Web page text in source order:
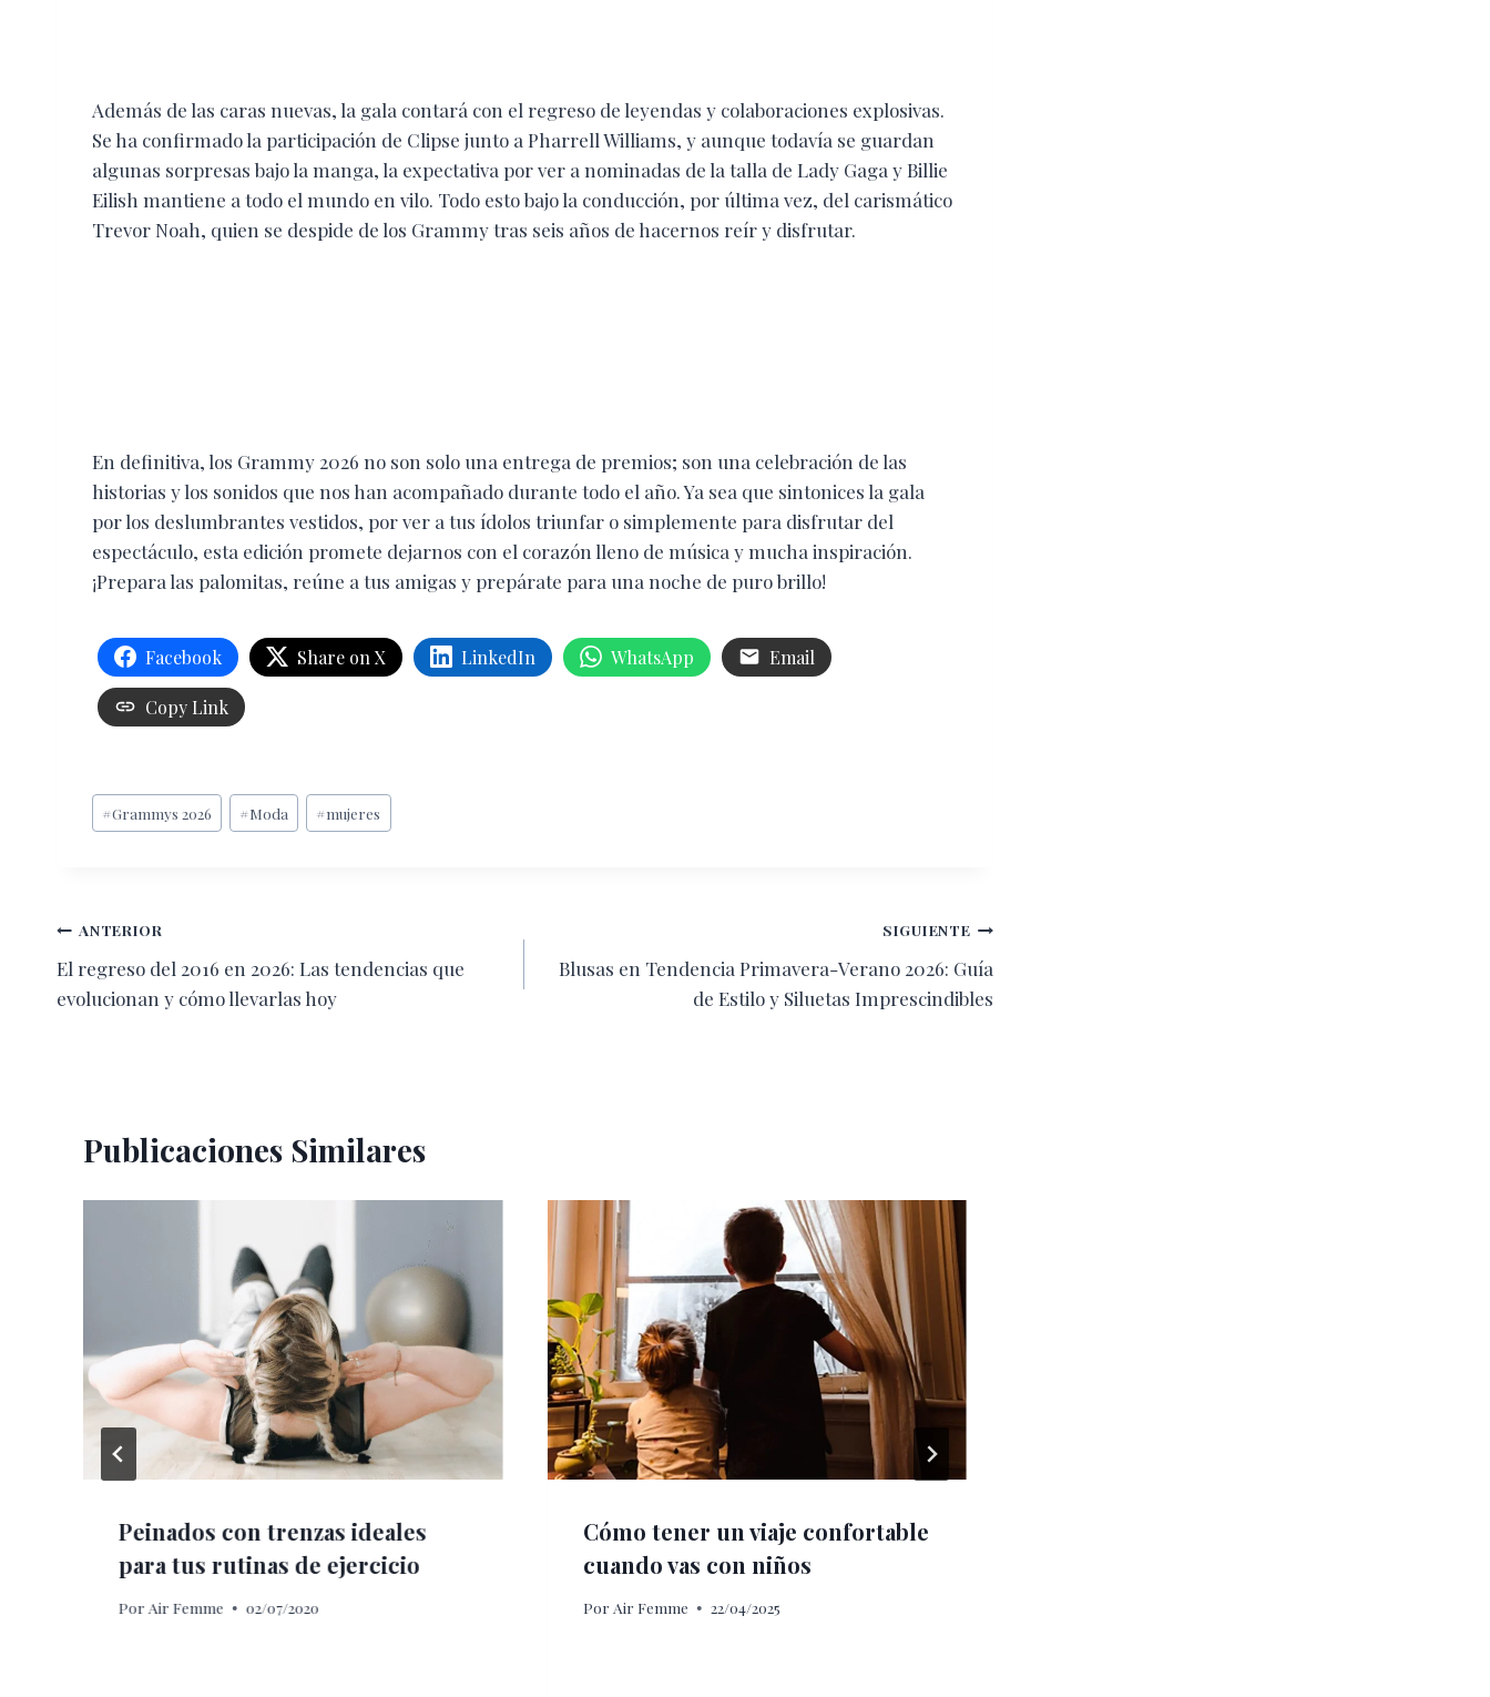
Además de las caras nuevas, la gala contará con el regreso de leyendas y colaboraciones explosivas.
Se ha confirmado la participación de Clipse junto a Pharrell Williams, y aunque todavía se guardan
algunas sorpresas bajo la manga, la expectativa por ver a nominadas de la talla de Lady Gaga y Billie
Eilish mantiene a todo el mundo en vilo. Todo esto bajo la conducción, por última vez, del carismático
Trevor Noah, quien se despide de los Grammy tras seis años de hacernos reír y disfrutar.
En definitiva, los Grammy 2026 no son solo una entrega de premios; son una celebración de las
historias y los sonidos que nos han acompañado durante todo el año. Ya sea que sintonices la gala
por los deslumbrantes vestidos, por ver a tus ídolos triunfar o simplemente para disfrutar del
espectáculo, esta edición promete dejarnos con el corazón lleno de música y mucha inspiración.
¡Prepara las palomitas, reúne a tus amigas y prepárate para una noche de puro brillo!
Facebook Share on X LinkedIn WhatsApp Email
Copy Link
Etiquetas
de
#Grammys 2026 #Moda #mujeres
Navegación
de
ANTERIOR
El regreso del 2016 en 2026: Las tendencias que
evolucionan y cómo llevarlas hoy
SIGUIENTE
Blusas en Tendencia Primavera-Verano 2026: Guía
de Estilo y Siluetas Imprescindibles
Publicaciones Similares
Peinados con trenzas ideales
para tus rutinas de ejercicio
Por Air Femme 02/07/2020
Cómo tener un viaje confortable
cuando vas con niños
Por Air Femme 22/04/2025